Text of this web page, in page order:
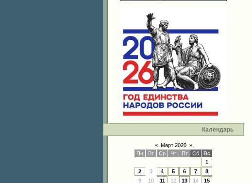
Календарь
« Март 2020 »
Пн
Вт Ср Чт Пт Сб
Вс
1
2
3 4 5 6 7
8
9
10 11 12 13 14
15